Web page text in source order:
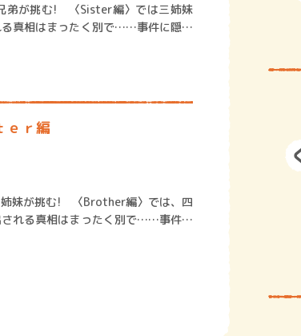
弟が挑む! 〈Sister編〉では三姉妹
真相はまったく別で……事件に隠さ
ｅｒ編
妹が挑む! 〈Brother編〉では、四
れる真相はまったく別で……事件に